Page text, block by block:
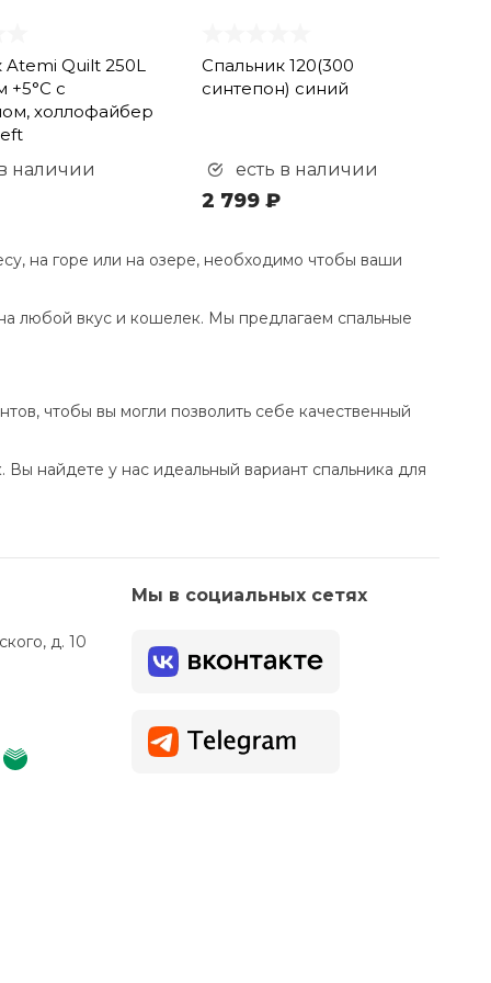
Atemi Quilt 250L
+5°С с
холлофайбер
наличии
Спальник 120(300
синтепон) синий
есть в наличии
2 799 ₽
на горе или на озере, необходимо чтобы ваши
любой вкус и кошелек. Мы предлагаем спальные
чтобы вы могли позволить себе качественный
найдете у нас идеальный вариант спальника для
д. 10
Мы в социальных сетях